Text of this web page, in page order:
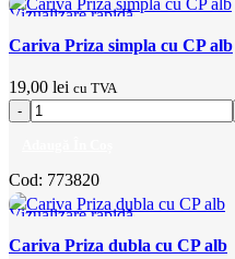
Vizualizare rapidă
Adaugă la favorite
Cariva Priza simpla cu CP alb
19,00 lei cu TVA
Cod: 773820
Vizualizare rapidă
Adaugă la favorite
Cariva Priza dubla cu CP alb